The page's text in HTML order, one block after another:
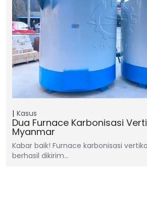
Kasus
Dua Furnace Karbonisasi
Myanmar
Kabar baik! Furnace karbonisasi
berhasil dikirim…